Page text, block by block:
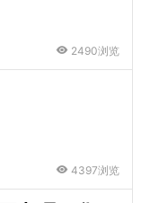
2490浏览
4397浏览